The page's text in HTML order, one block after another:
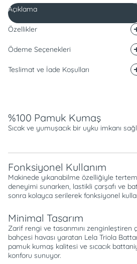
Açıklama
Özellikler
Ödeme Seçenekleri
Teslimat ve İade Koşulları
%100 Pamuk Kumaş
Sıcak ve yumuşacık bir uyku imkanı
Fonksiyonel Kullanım
Makinede yıkanabilme özelliğiyle
deneyimi sunarken, lastikli çarşafı ve
sonra kolayca serilerek fonksiyonel
Minimal Tasarım
Zarif rengi ve tasarımını zenginleştiren
bahçesi havası yaratan Lela Triola
pamuk kumaş kalitesi ve sıcacık
konforu sunuyor.